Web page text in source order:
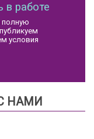
в работе
условия
НАМИ